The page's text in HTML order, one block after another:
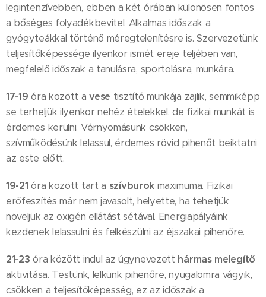
legintenzívebben, ebben a két órában különösen fontos
a bőséges folyadékbevitel. Alkalmas időszak a
gyógyteákkal történő méregtelenítésre is. Szervezetünk
teljesítőképessége ilyenkor ismét ereje teljében van,
megfelelő időszak a tanulásra, sportolásra, munkára.
17-19 óra között avese tisztító munkája zajlik, semmiképp
se terheljük ilyenkor nehéz ételekkel, de fizikai munkát is
érdemes kerülni. Vérnyomásunk csökken,
szívműködésünk lelassul, érdemes rövid pihenőt beiktatni
az este előtt.
19-21óra között tart a szívburok maximuma. Fizikai
erőfeszítés már nem javasolt, helyette, ha tehetjük
növeljük az oxigén ellátást sétával. Energiapályáink
kezdenek lelassulni és felkészülni az éjszakai pihenőre.
21-23 óra között indul az úgynevezett hármas melegítő
aktivitása. Testünk, lelkünk pihenőre, nyugalomra vágyik,
csökken a teljesítőképesség, ez az időszak a